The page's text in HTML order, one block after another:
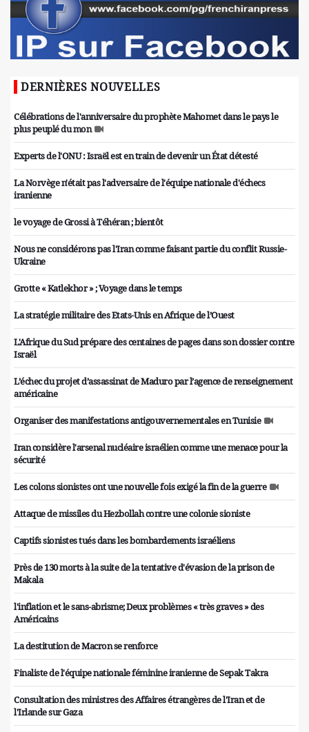
DERNIÈRES NOUVELLES
Célébrations de l'anniversaire du prophète Mahomet dans le pays le
plus peuplé du mon
Experts de l'ONU : Israël est en train de devenir un État détesté
La Norvège n'était pas l'adversaire de l'équipe nationale d'échecs
iranienne
le voyage de Grossi à Téhéran ; bientôt
Nous ne considérons pas l'Iran comme faisant partie du conflit Russie-
Ukraine
Grotte « Katlekhor » ; Voyage dans le temps
La stratégie militaire des Etats-Unis en Afrique de l’Ouest
L'Afrique du Sud prépare des centaines de pages dans son dossier contre
Israël
L’échec du projet d’assassinat de Maduro par l’agence de renseignement
américaine
Organiser des manifestations antigouvernementales en Tunisie
Iran considère l'arsenal nucléaire israélien comme une menace pour la
sécurité
Les colons sionistes ont une nouvelle fois exigé la fin de la guerre
Attaque de missiles du Hezbollah contre une colonie sioniste
Captifs sionistes tués dans les bombardements israéliens
Près de 130 morts à la suite de la tentative d'évasion de la prison de
Makala
l'inflation et le sans-abrisme; Deux problèmes « très graves » des
Américains
La destitution de Macron se renforce
Finaliste de l'équipe nationale féminine iranienne de Sepak Takra
Consultation des ministres des Affaires étrangères de l'Iran et de
l'Irlande sur Gaza